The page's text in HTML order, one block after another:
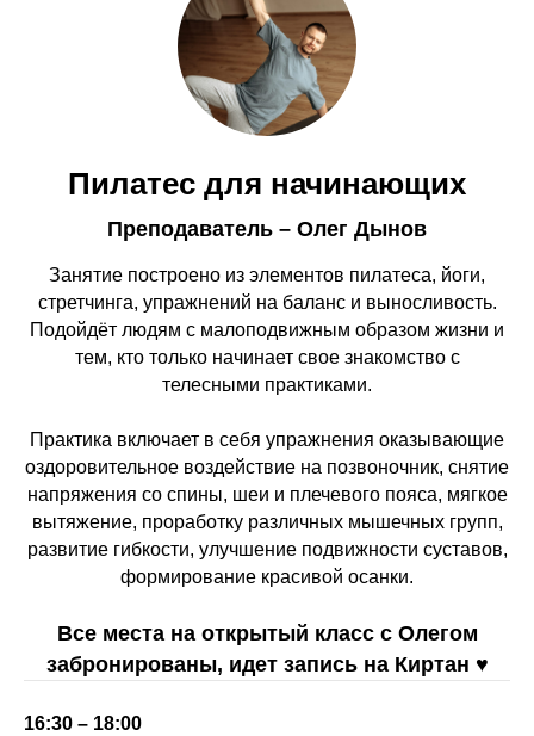
Пилатес для начинающих
Преподаватель – Олег Дынов
Занятие построено из элементов пилатеса, йоги,
стретчинга, упражнений на баланс и выносливость.
Подойдёт людям с малоподвижным образом жизни и
тем, кто только начинает свое знакомство с
телесными практиками.
Практика включает в себя упражнения оказывающие
оздоровительное воздействие на позвоночник, снятие
напряжения со спины, шеи и плечевого пояса, мягкое
вытяжение, проработку различных мышечных групп,
развитие гибкости, улучшение подвижности суставов,
формирование красивой осанки.
Все места на открытый класс с Олегом
забронированы, идет запись на Киртан ♥︎
16:30 – 18:00